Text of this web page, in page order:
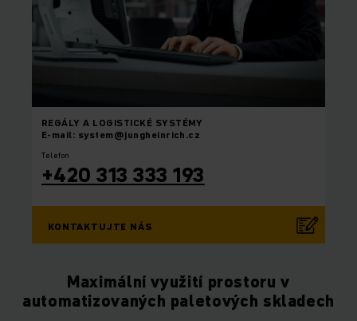
REGÁLY A LOGISTICKÉ SYSTÉMY
E-mail: system@jungheinrich.cz
Telefon
+420 313 333 193
KONTAKTUJTE NÁS
Maximální využití prostoru v
automatizovaných paletových skladech